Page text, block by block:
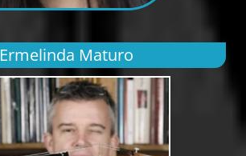
Ermelinda Maturo